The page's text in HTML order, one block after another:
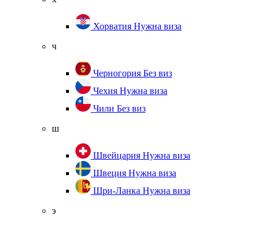
Хорватия Нужна виза
ч
Черногория Без виз
Чехия Нужна виза
Чили Без виз
ш
Швейцария Нужна виза
Швеция Нужна виза
Шри-Ланка Нужна виза
э